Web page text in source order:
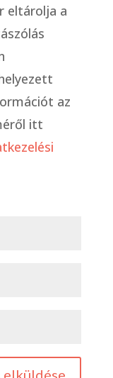
eltárolja a
az
itt